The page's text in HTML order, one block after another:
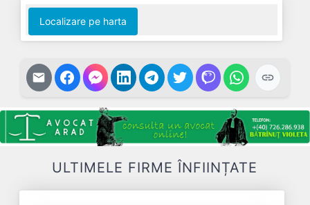
Localizare pe harta
ULTIMELE FIRME ÎNFIINȚATE